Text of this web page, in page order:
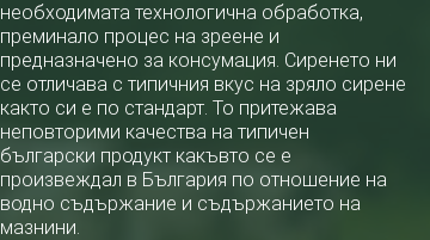
необходимата технологична обработка,
преминало процес на зреене и
предназначено за консумация. Сиренето ни
се отличава с типичния вкус на зряло сирене
както си е по стандарт. То притежава
неповторими качества на типичен
български продукт какъвто се е
произвеждал в България по отношение на
водно съдържание и съдържанието на
мазнини.